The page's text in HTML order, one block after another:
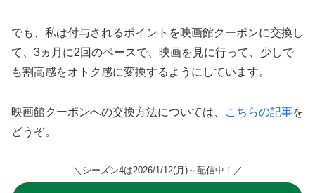
でも、私は付与されるポイントを映画館クーポンに交換し
て、3ヵ月に2回のペースで、映画を見に行って、少しで
も割高感をオトク感に変換するようにしています。
映画館クーポンへの交換方法については、 こちらの記事を
どうぞ。
＼シーズン4は2026/1/12(月)～配信中！／